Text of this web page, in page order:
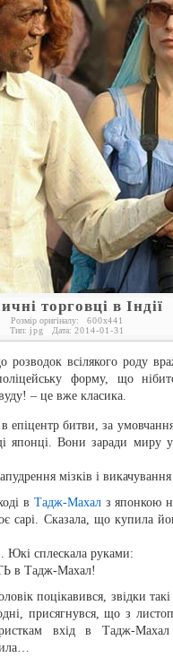
торговці в Індії
Розмір оригіналу: 600x441
Тип: jpg Дата: 2014-01-31
розводок всілякого роду
форму, що
– це вже класика.
епіцентр битви, за
японці. Вони заради миру
мізків і
в Тадж-Махалз японкою
сарі. Сказала, що купила
Юкі сплескала руками:
в Тадж-Махал!
поцікавився, звідки
присягнувся, що з
вхід в Тадж-